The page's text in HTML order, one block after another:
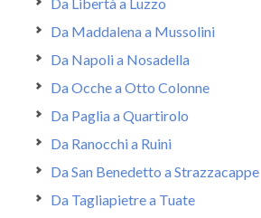
Da Maddalena a Mussolini
Da Napoli a Nosadella
Da Ocche a Otto Colonne
Da Paglia a Quartirolo
Da Ranocchi a Ruini
Da San Benedetto a Strazzacappe
Da Tagliapietre a Tuate